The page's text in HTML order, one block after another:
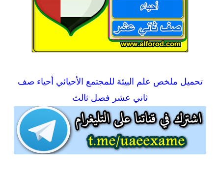
تحميل ملخص علم البيئة للمجتمع الأحيائي أحياء صف
ثاني عشر فصل ثالث